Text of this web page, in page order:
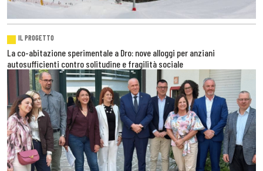
IL PROGETTO
La co-abitazione sperimentale a Dro: nove alloggi per anziani
autosufficienti contro solitudine e fragilità sociale